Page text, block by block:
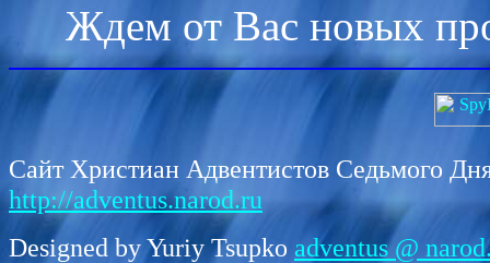
Ждем от Вас новых
Сайт Христиан Адвентистов Седьмого
http://adventus.narod.ru
Designed by Yuriy Tsupko adventus @